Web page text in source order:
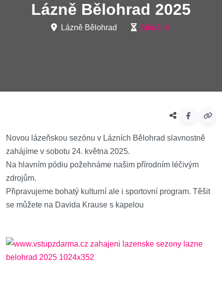
Lázně Bělohrad 2025
Lázně Bělohrad Aktuální
Novou lázeňskou sezónu v Lázních Bělohrad slavnostně
zahájíme v sobotu 24. května 2025.
Na hlavním pódiu požehnáme našim přírodním léčivým
zdrojům.
Připravujeme bohatý kulturní ale i sportovní program. Těšit
se můžete na Davida Krause s kapelou